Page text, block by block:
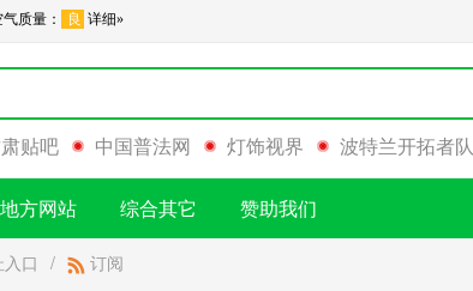
贴吧 中国普法网 灯饰视界 波特兰开拓者队
地方网站 综合其它 赞助我们
口 / 订阅